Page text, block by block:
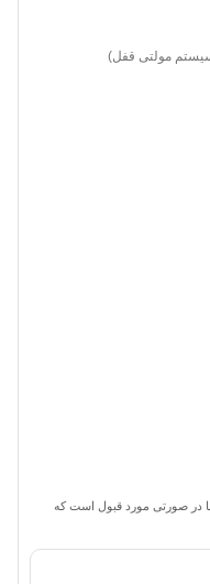
در صورتی مورد قبول است که